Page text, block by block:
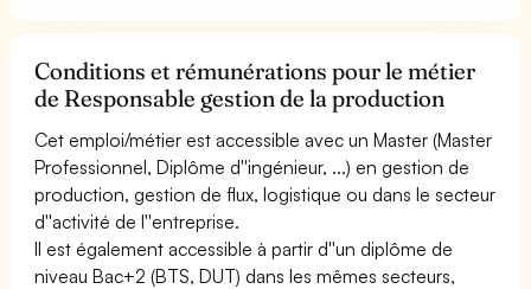
Conditions et rémunérations pour le métier
de Responsable gestion de la production
Cet emploi/métier est accessible avec un Master (Master
Professionnel, Diplôme d''ingénieur, ...) en gestion de
production, gestion de flux, logistique ou dans le secteur
d''activité de l''entreprise.
Il est également accessible à partir d''un diplôme de
niveau Bac+2 (BTS, DUT) dans les mêmes secteurs,